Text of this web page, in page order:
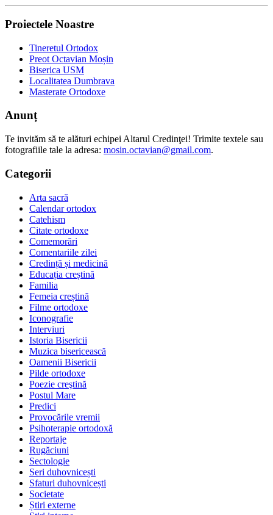
Proiectele Noastre
Tineretul Ortodox
Preot Octavian Moșin
Biserica USM
Localitatea Dumbrava
Masterate Ortodoxe
Anunț
Te invităm să te alături echipei Altarul Credinţei! Trimite textele sau
fotografiile tale la adresa: mosin.octavian@gmail.com.
Categorii
Arta sacră
Calendar ortodox
Catehism
Citate ortodoxe
Comemorări
Comentariile zilei
Credință și medicină
Educația creștină
Familia
Femeia creștină
Filme ortodoxe
Iconografie
Interviuri
Istoria Bisericii
Muzica bisericească
Oamenii Bisericii
Pilde ortodoxe
Poezie creştină
Postul Mare
Predici
Provocările vremii
Psihoterapie ortodoxă
Reportaje
Rugăciuni
Sectologie
Seri duhovnicești
Sfaturi duhovnicești
Societate
Știri externe